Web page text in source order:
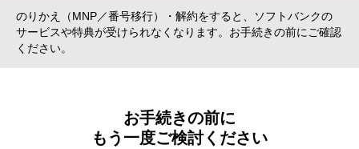
のりかえ（MNP／番号移行）・解約をすると、ソフトバンクの
サービスや特典が受けられなくなります。 お手続きの前にご確認
ください。
お手続きの前に
もう一度ご検討ください